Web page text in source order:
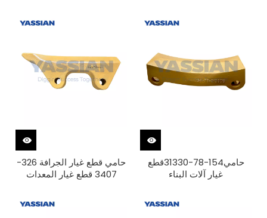
حامي154-78-31330قطع
غيار آلات البناء
حامي قطع غيار الجرافة 326-
3407 قطع غيار المعدات